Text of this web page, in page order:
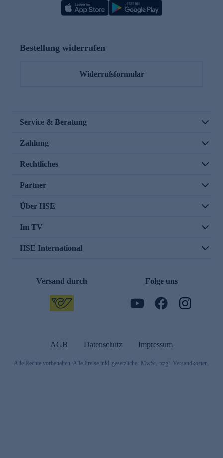
Bestellung widerrufen
Widerrufsformular
Service & Beratung
Zahlung
Rechtliches
Partner
Über HSE
Im TV
HSE International
Versand durch Folge uns
AGB Datenschutz Impressum
Alle Rechte vorbehalten. Alle Preise inkl. gesetzlicher MwSt., zzgl. Versandkosten.